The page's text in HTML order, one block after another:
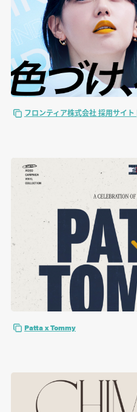
フロンティア株式会社 採用サイト
Patta x Tommy